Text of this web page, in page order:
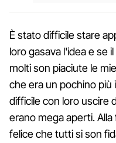
È stato difficile stare
loro gasava l'idea e se
molti son piaciute le
che era un pochino
difficile con loro uscire
erano mega aperti.
felice che tutti si son